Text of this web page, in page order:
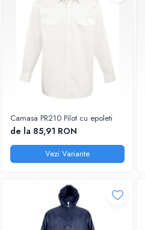
Camasa PR210 Pilot cu epoleti
de la 85,91 RON
Vezi Variante